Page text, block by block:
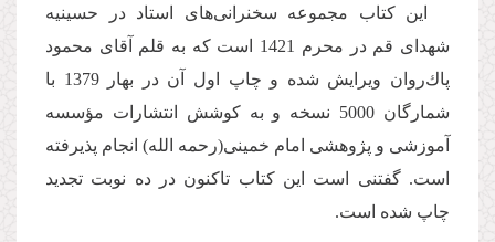
این كتاب مجموعه سخنرانى‌هاى استاد در حسینیه
شهداى قم در محرم 1421 است كه به قلم آقاى محمود
پاك‌روان ویرایش شده و چاپ اول آن در بهار 1379 با
شمارگان 5000 نسخه و به كوشش انتشارات مؤسسه
آموزشى و پژوهشى امام خمینى(رحمه الله) انجام پذیرفته
است. گفتنی است این کتاب تاکنون در ده نوبت تجدید
چاپ شده است.